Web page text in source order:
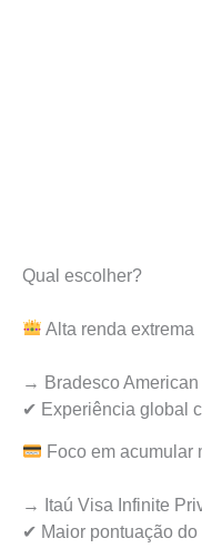
Qual escolher?
Alta renda extrema
→ Bradesco
✔ Experiência global
Foco em acumular
→ Itaú Visa Infinite
✔ Maior pontuação do